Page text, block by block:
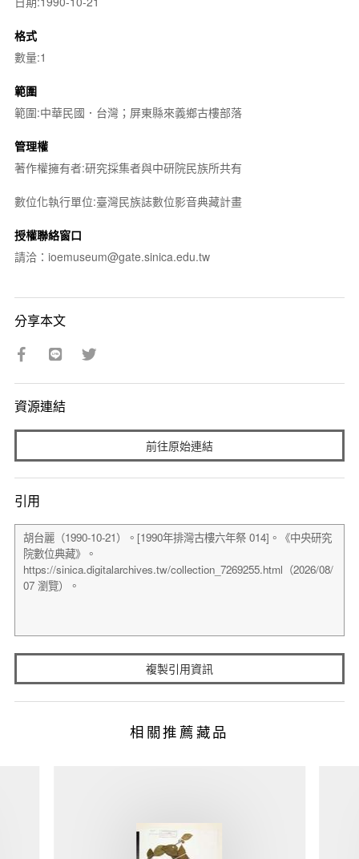
格式
數量:1
範圍
範圍:中華民國．台灣；屏東縣來義鄉古樓部落
管理權
著作權擁有者:研究採集者與中研院民族所共有
數位化執行單位:臺灣民族誌數位影音典藏計畫
授權聯絡窗口
請洽：ioemuseum@gate.sinica.edu.tw
分享本文
資源連結
前往原始連結
引用
複製引用資訊
相關推薦藏品